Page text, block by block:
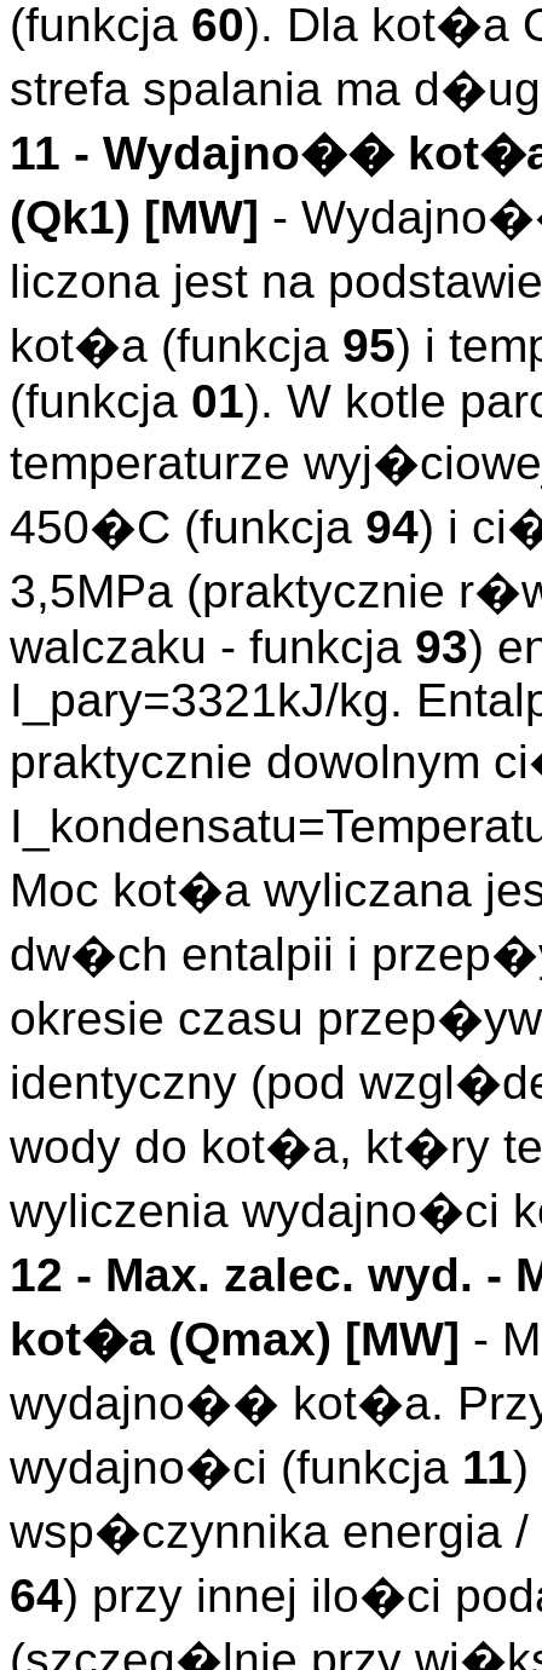
(funkcja 60). Dla kot�a
strefa spalania ma
11 - Wydajno��
(Qk1) [MW] -
liczona jest na
kot�a (funkcja 95) i
(funkcja 01). W kotle
temperaturze
450�C (funkcja 94) i
3,5MPa (praktycznie
walczaku - funkcja 93)
I_pary=3321kJ/kg.
praktycznie dowolnym
Moc kot�a wyliczana
dw�ch entalpii i
okresie czasu
identyczny (pod
wody do kot�a, kt�ry
wyliczenia wydajno�ci
12 - Max. zalec. wyd. -
kot�a (Qmax) [MW] -
wydajno�� kot�a.
wydajno�ci (funkcja 11)
wsp�czynnika
64) przy innej ilo�ci